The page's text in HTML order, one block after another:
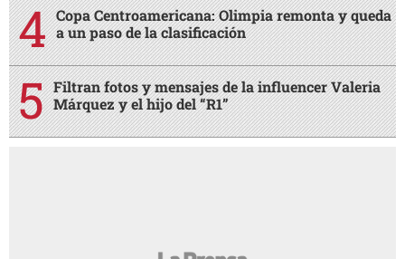
Copa Centroamericana: Olimpia remonta y queda
a un paso de la clasificación
Filtran fotos y mensajes de la influencer Valeria
Márquez y el hijo del “R1”